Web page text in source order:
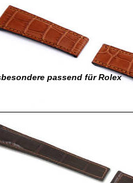
passend für Rolex